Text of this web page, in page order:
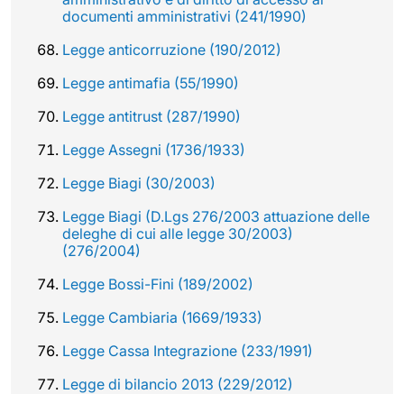
documenti amministrativi (241/1990)
Legge anticorruzione (190/2012)
Legge antimafia (55/1990)
Legge antitrust (287/1990)
Legge Assegni (1736/1933)
Legge Biagi (30/2003)
Legge Biagi (D.Lgs 276/2003 attuazione delle
deleghe di cui alle legge 30/2003)
(276/2004)
Legge Bossi-Fini (189/2002)
Legge Cambiaria (1669/1933)
Legge Cassa Integrazione (233/1991)
Legge di bilancio 2013 (229/2012)